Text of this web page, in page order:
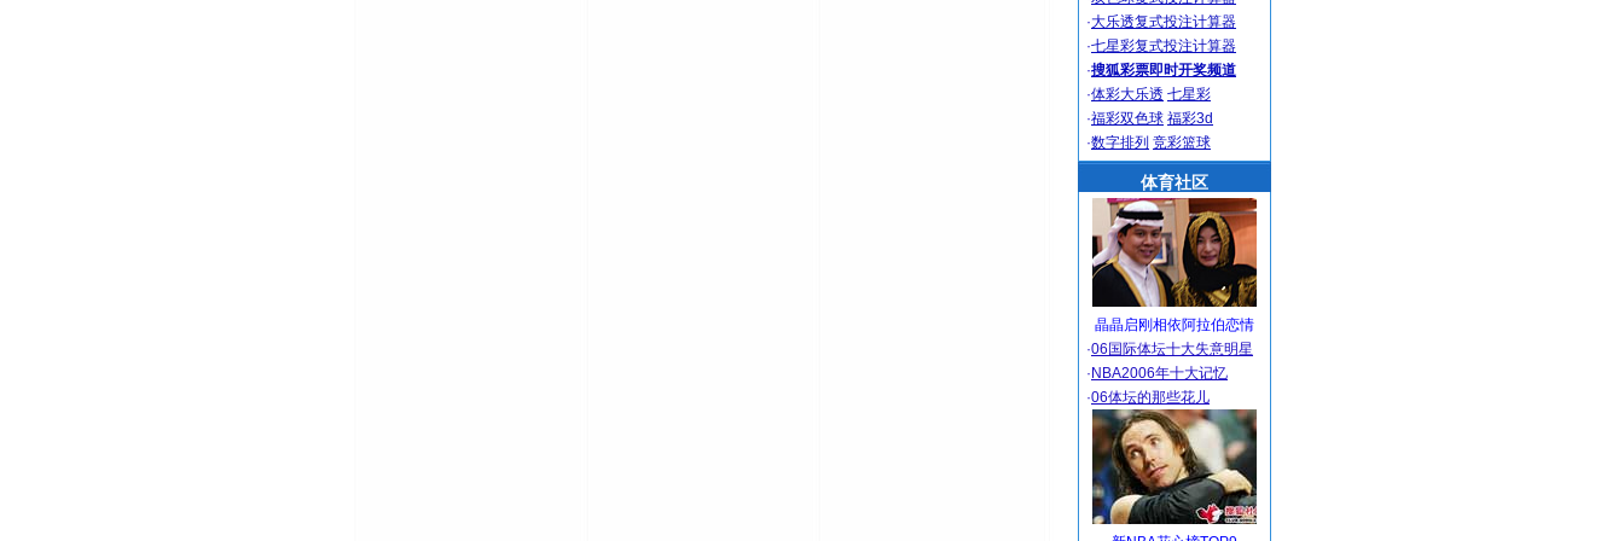
·大乐透复式投注计算器
·七星彩复式投注计算器
·搜狐彩票即时开奖频道
·体彩大乐透 七星彩
·福彩双色球 福彩3d
·数字排列 竞彩篮球
体育社区
晶晶启刚相依阿拉伯恋情
·06国际体坛十大失意明星
· NBA2006年十大记忆
·06体坛的那些花儿